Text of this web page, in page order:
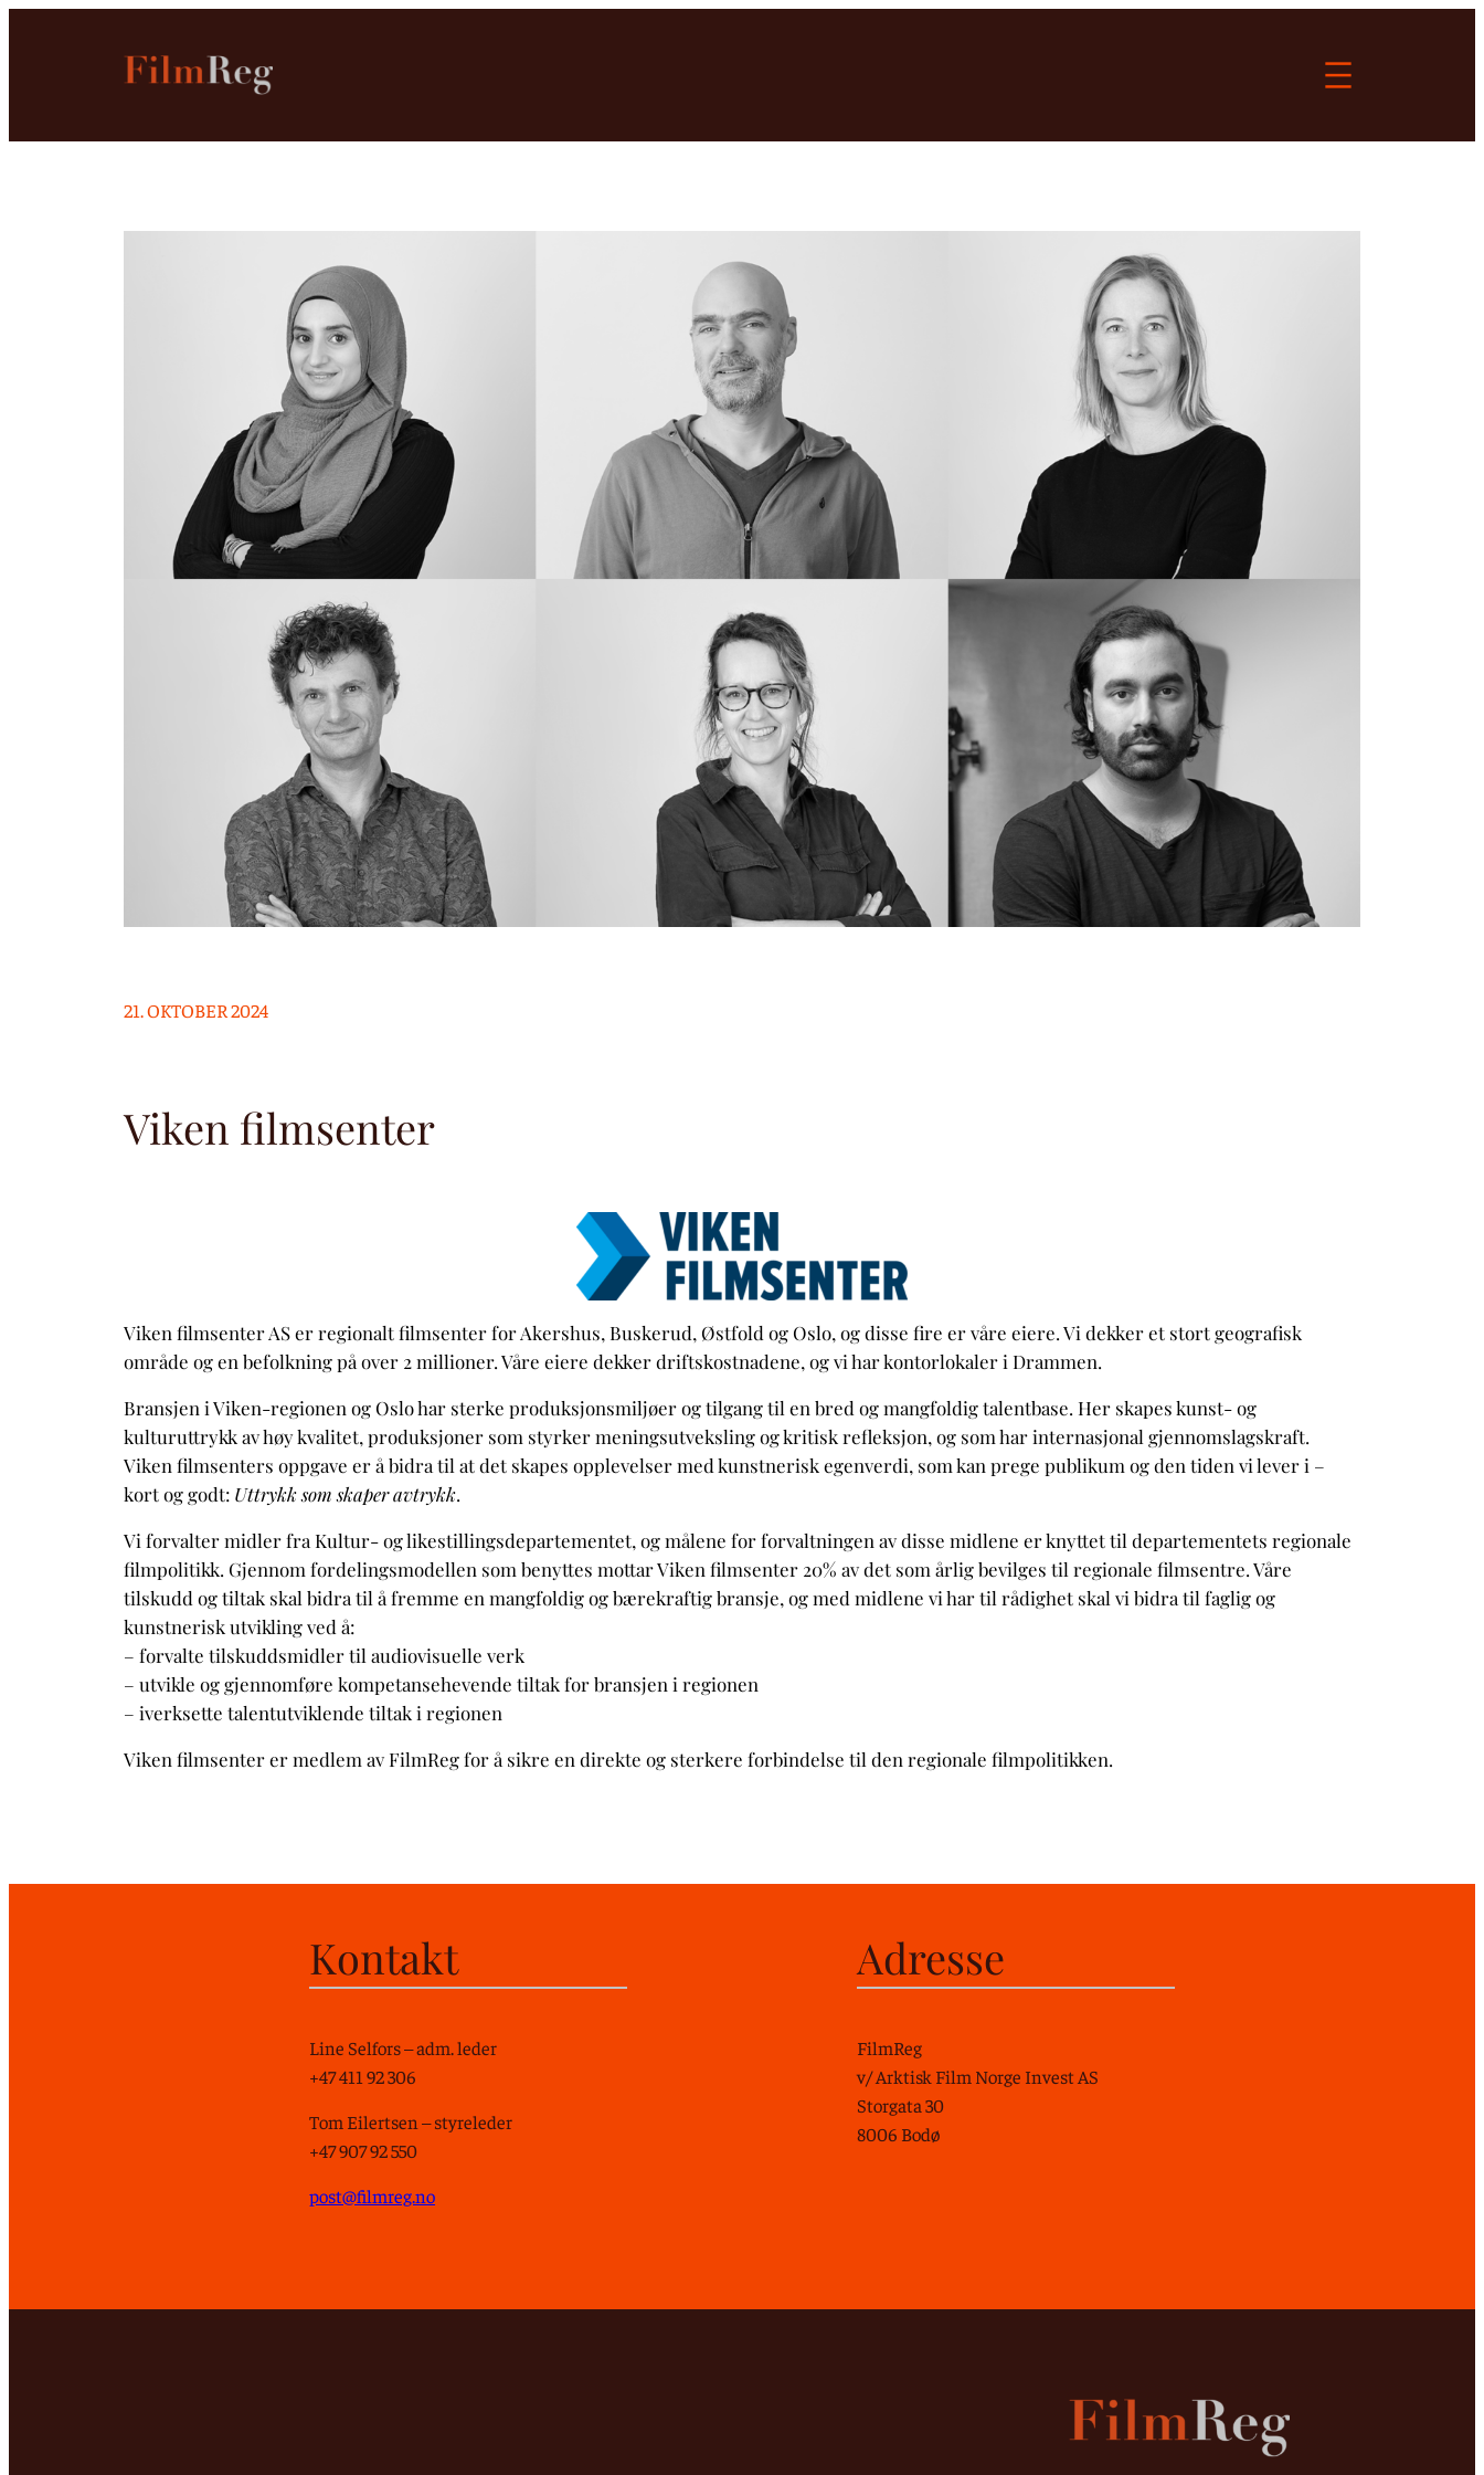
21. OKTOBER 2024
Viken filmsenter
Viken filmsenter AS er regionalt filmsenter for Akershus, Buskerud, Østfold og Oslo, og disse fire er våre eiere. Vi dekker et stort geografisk
område og en befolkning på over 2 millioner. Våre eiere dekker driftskostnadene, og vi har kontorlokaler i Drammen.
Bransjen i Viken-regionen og Oslo har sterke produksjonsmiljøer og tilgang til en bred og mangfoldig talentbase. Her skapes kunst- og
kulturuttrykk av høy kvalitet, produksjoner som styrker meningsutveksling og kritisk refleksjon, og som har internasjonal gjennomslagskraft.
Viken filmsenters oppgave er å bidra til at det skapes opplevelser med kunstnerisk egenverdi, som kan prege publikum og den tiden vi lever i –
kort og godt: Uttrykk som skaper avtrykk.
Vi forvalter midler fra Kultur- og likestillingsdepartementet, og målene for forvaltningen av disse midlene er knyttet til departementets regionale
filmpolitikk. Gjennom fordelingsmodellen som benyttes mottar Viken filmsenter 20% av det som årlig bevilges til regionale filmsentre. Våre
tilskudd og tiltak skal bidra til å fremme en mangfoldig og bærekraftig bransje, og med midlene vi har til rådighet skal vi bidra til faglig og
kunstnerisk utvikling ved å:
– forvalte tilskuddsmidler til audiovisuelle verk
– utvikle og gjennomføre kompetansehevende tiltak for bransjen i regionen
– iverksette talentutviklende tiltak i regionen
Viken filmsenter er medlem av FilmReg for å sikre en direkte og sterkere forbindelse til den regionale filmpolitikken.
Kontakt
Line Selfors – adm. leder
+47 411 92 306
Tom Eilertsen – styreleder
+47 907 92 550
post@filmreg.no
Adresse
FilmReg
v/ Arktisk Film Norge Invest AS
Storgata 30
8006 Bodø